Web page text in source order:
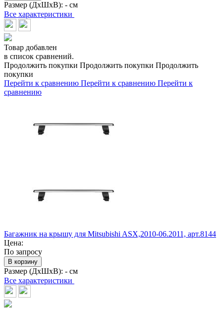
Размер (ДхШхВ): - см
Все характеристики
Товар добавлен
в список сравнений.
Продолжить покупки Продолжить покупки Продолжить
покупки
Перейти к сравнению Перейти к сравнению Перейти к
сравнению
Багажник на крышу для Mitsubishi ASX,2010-06.2011, арт.8144
Цена:
По запросу
В корзину
Размер (ДхШхВ): - см
Все характеристики